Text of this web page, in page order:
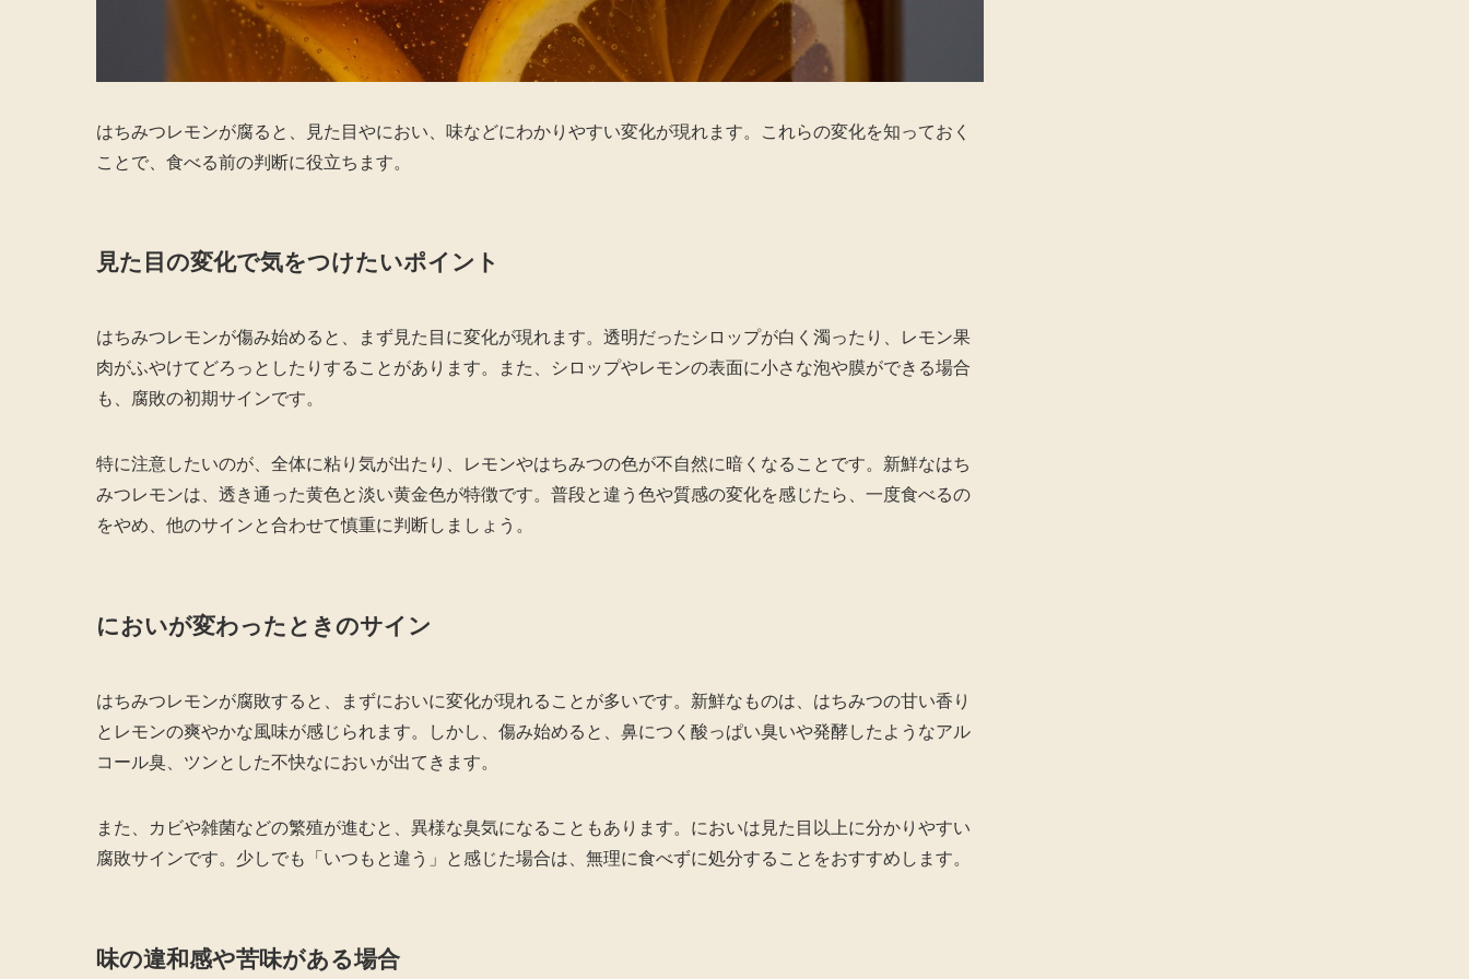
はちみつレモンが腐ると、見た目やにおい、味などにわかりやすい変化が現れます。これらの変化を知っておく
ことで、食べる前の判断に役立ちます。
見た目の変化で気をつけたいポイント
はちみつレモンが傷み始めると、まず見た目に変化が現れます。透明だったシロップが白く濁ったり、レモン果
肉がふやけてどろっとしたりすることがあります。また、シロップやレモンの表面に小さな泡や膜ができる場合
も、腐敗の初期サインです。
特に注意したいのが、全体に粘り気が出たり、レモンやはちみつの色が不自然に暗くなることです。新鮮なはち
みつレモンは、透き通った黄色と淡い黄金色が特徴です。普段と違う色や質感の変化を感じたら、一度食べるの
をやめ、他のサインと合わせて慎重に判断しましょう。
においが変わったときのサイン
はちみつレモンが腐敗すると、まずにおいに変化が現れることが多いです。新鮮なものは、はちみつの甘い香り
とレモンの爽やかな風味が感じられます。しかし、傷み始めると、鼻につく酸っぱい臭いや発酵したようなアル
コール臭、ツンとした不快なにおいが出てきます。
また、カビや雑菌などの繁殖が進むと、異様な臭気になることもあります。においは見た目以上に分かりやすい
腐敗サインです。少しでも「いつもと違う」と感じた場合は、無理に食べずに処分することをおすすめします。
味の違和感や苦味がある場合